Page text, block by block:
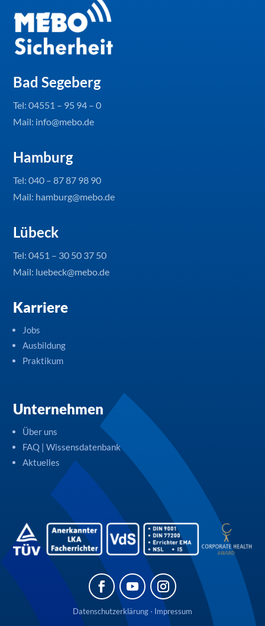
Bad Segeberg
Tel:04551 – 95 94 – 0
Mail: info@mebo.de
Hamburg
Tel:040 – 87 87 98 90
Mail: hamburg@mebo.de
Lübeck
Tel:0451 – 30 50 37 50
Mail: luebeck@mebo.de
Karriere
Jobs
Ausbildung
Praktikum
Unternehmen
Über uns
FAQ | Wissensdatenbank
Aktuelles
Datenschutzerklärung ⋅ Impressum